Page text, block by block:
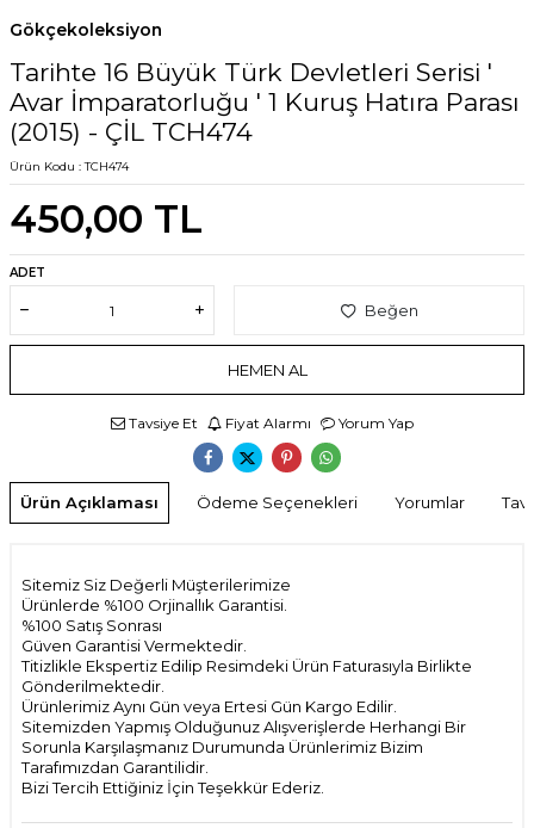
Gökçekoleksiyon
Tarihte 16 Büyük Türk Devletleri Serisi '
Avar İmparatorluğu ' 1 Kuruş Hatıra Parası
(2015) - ÇİL TCH474
Ürün Kodu :TCH474
450,00 TL
ADET
Beğen
HEMEN AL
Tavsiye Et Fiyat Alarmı Yorum Yap
Ürün Açıklaması Ödeme Seçenekleri Yorumlar
Sitemiz Siz Değerli Müşterilerimize
Ürünlerde %100 Orjinallık Garantisi.
%100 Satış Sonrası
Güven Garantisi Vermektedir.
Titizlikle Ekspertiz Edilip Resimdeki Ürün Faturasıyla Birlikte
Gönderilmektedir.
Ürünlerimiz Aynı Gün veya Ertesi Gün Kargo Edilir.
Sitemizden Yapmış Olduğunuz Alışverişlerde Herhangi Bir
Sorunla Karşılaşmanız Durumunda Ürünlerimiz Bizim
Tarafımızdan Garantilidir.
Bizi Tercih Ettiğiniz İçin Teşekkür Ederiz.